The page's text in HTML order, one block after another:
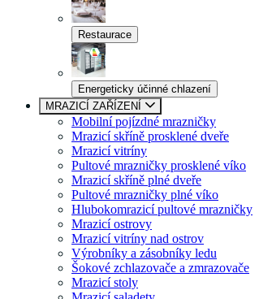
Restaurace
Energeticky účinné chlazení
MRAZICÍ ZAŘÍZENÍ
Mobilní pojízdné mrazničky
Mrazicí skříně prosklené dveře
Mrazicí vitríny
Pultové mrazničky prosklené víko
Mrazicí skříně plné dveře
Pultové mrazničky plné víko
Hlubokomrazicí pultové mrazničky
Mrazicí ostrovy
Mrazicí vitríny nad ostrov
Výrobníky a zásobníky ledu
Šokové zchlazovače a zmrazovače
Mrazicí stoly